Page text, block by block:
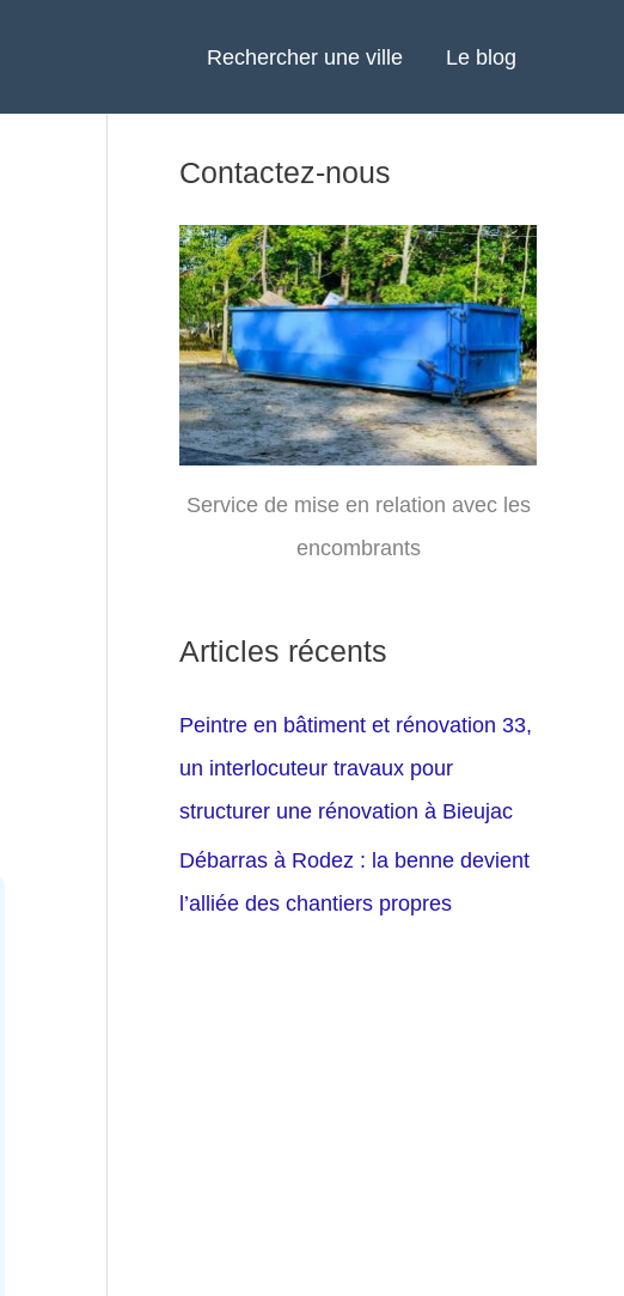
Rechercher une ville Le blog
Contactez-nous
Service de mise en relation avec les
encombrants
Articles récents
Peintre en bâtiment et rénovation 33,
un interlocuteur travaux pour
structurer une rénovation à Bieujac
Débarras à Rodez : la benne devient
l’alliée des chantiers propres